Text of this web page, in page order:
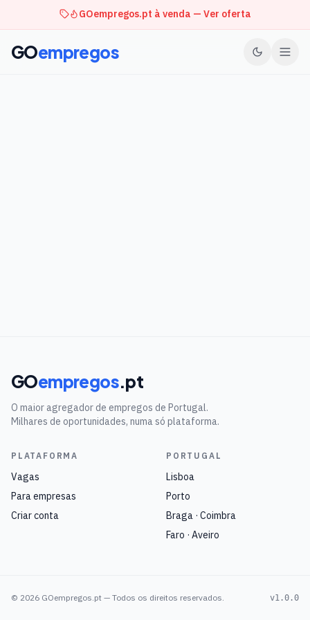
GOempregos.pt à venda — Ver oferta
GOempregos
GOempregos.pt
O maior agregador de empregos de Portugal.
Milhares de oportunidades, numa só plataforma.
PLATAFORMA
Vagas
Para empresas
Criar conta
PORTUGAL
Lisboa
Porto
Braga · Coimbra
Faro · Aveiro
© 2026 GOempregos.pt — Todos os direitos reservados. v1.0.0